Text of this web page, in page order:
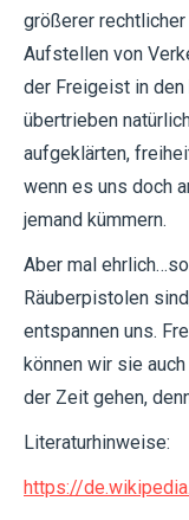
größerer
Aufstellen von
der Freigeist in
übertrieben
aufgeklärten,
wenn es uns doch
jemand kümmern.
Aber mal
Räuberpistolen
entspannen uns.
können wir sie
der Zeit gehen,
Literaturhinweise:
https://